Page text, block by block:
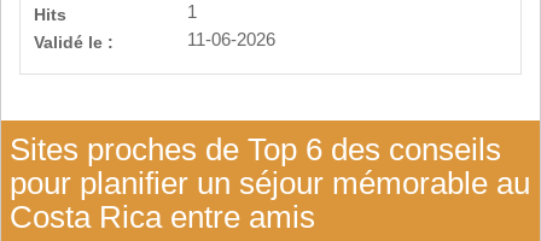
Hits
1
Validé le :
11-06-2026
Sites proches de Top 6 des conseils
pour planifier un séjour mémorable au
Costa Rica entre amis